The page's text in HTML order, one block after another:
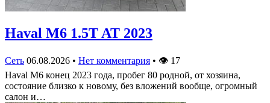
Haval M6 1.5T AT 2023
Сеть 06.08.2026 • Нет комментария • 👁 17
Haval M6 конец 2023 года, пробег 80 родной, от хозяина,
состояние близко к новому, без вложений вообще, огромный
салон и…